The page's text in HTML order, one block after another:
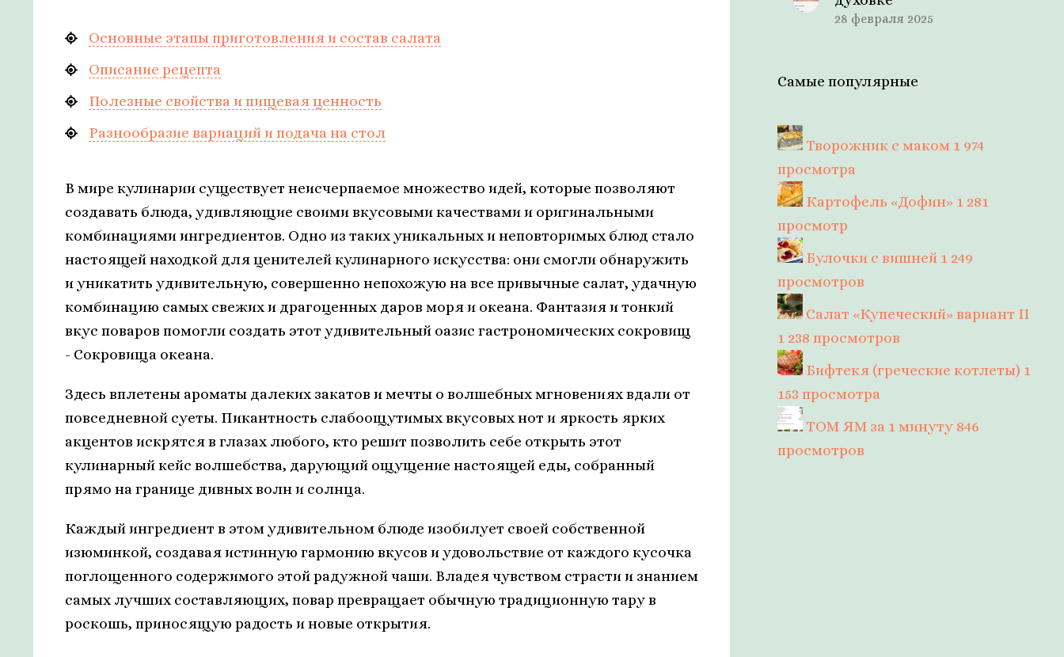
Основные этапы приготовления и состав салата
Описание рецепта
Полезные свойства и пищевая ценность
Разнообразие вариаций и подача на стол
В мире кулинарии существует неисчерпаемое множество идей, которые позволяют
создавать блюда, удивляющие своими вкусовыми качествами и оригинальными
комбинациями ингредиентов. Одно из таких уникальных и неповторимых блюд стало
настоящей находкой для ценителей кулинарного искусства: они смогли обнаружить
и уникатить удивительную, совершенно непохожую на все привычные салат, удачную
комбинацию самых свежих и драгоценных даров моря и океана. Фантазия и тонкий
вкус поваров помогли создать этот удивительный оазис гастрономических сокровищ
- Сокровища океана.
Здесь вплетены ароматы далеких закатов и мечты о волшебных мгновениях вдали от
повседневной суеты. Пикантность слабоощутимых вкусовых нот и яркость ярких
акцентов искрятся в глазах любого, кто решит позволить себе открыть этот
кулинарный кейс волшебства, дарующий ощущение настоящей еды, собранный
прямо на границе дивных волн и солнца.
Каждый ингредиент в этом удивительном блюде изобилует своей собственной
изюминкой, создавая истинную гармонию вкусов и удовольствие от каждого кусочка
поглощенного содержимого этой радужной чаши. Владея чувством страсти и знанием
самых лучших составляющих, повар превращает обычную традиционную тару в
роскошь, приносящую радость и новые открытия.
28 февраля 2025
Самые популярные
Творожник с маком 1 974
просмотра
Картофель «Дофин» 1 281
просмотр
Булочки с вишней 1 249
просмотров
Салат «Купеческий» вариант II
1 238 просмотров
Бифтекя (греческие котлеты) 1
153 просмотра
ТОМ ЯМ за 1 минуту 846
просмотров